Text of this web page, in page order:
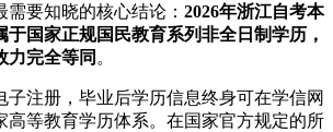
要知晓的核心结论： 2026年浙江自考本
于国家正规国民教育系列非全日制学历，
力完全等同 。
子注册，毕业后学历信息终身可在学信网
高等教育学历体系。在国家官方规定的所